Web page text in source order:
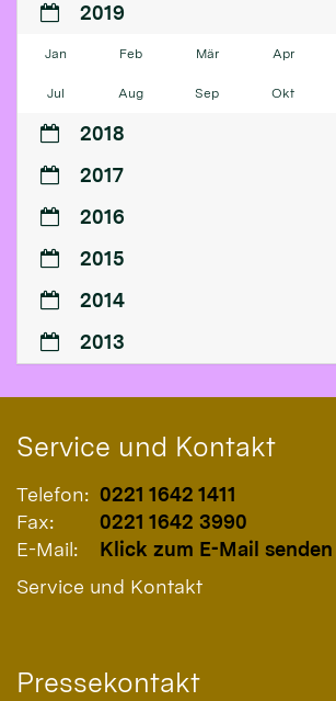
2019
Jan Feb Mär Apr
Jul Aug Sep Okt
2018
2017
2016
2015
2014
2013
Service und Kontakt
Telefon: 0221 1642 1411
Fax:
0221 1642 3990
E-Mail:
Klick zum E-Mail senden
Service und Kontakt
Pressekontakt